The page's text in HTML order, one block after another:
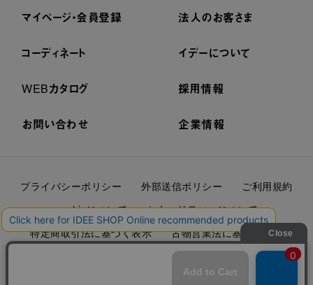
マイページ・会員登録
コーディネート
WEBカタログ
お問い合わせ
法人のお客さま
イデーについて
採用情報
企業情報
プライバシーポリシー 外部送信ポリシー
ご利用規約
cookieについて
セキュリティーについて
特定商取引法に基づく表示
古物営業法に基づく表示